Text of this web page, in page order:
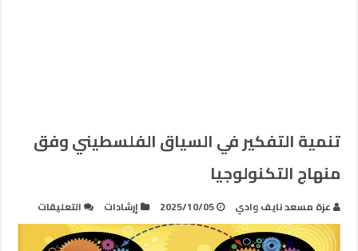
تنمية التفكير في السياق الفلسطيني وفق
منهاج التكنولوجيا
عزة مسعد نايف وادي 2025/10/05 إرشادات التعليقات
تنمية